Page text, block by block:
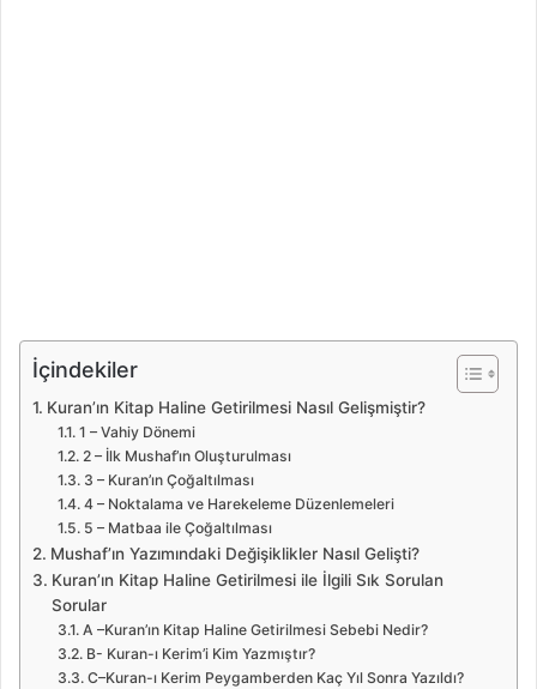
İçindekiler
Kuran’ın Kitap Haline Getirilmesi Nasıl Gelişmiştir?
1 – Vahiy Dönemi
2 – İlk Mushaf’ın Oluşturulması
3 – Kuran’ın Çoğaltılması
4 – Noktalama ve Harekeleme Düzenlemeleri
5 – Matbaa ile Çoğaltılması
Mushaf’ın Yazımındaki Değişiklikler Nasıl Gelişti?
Kuran’ın Kitap Haline Getirilmesi ile İlgili Sık Sorulan
Sorular
A –Kuran’ın Kitap Haline Getirilmesi Sebebi Nedir?
B- Kuran-ı Kerim’i Kim Yazmıştır?
C–Kuran-ı Kerim Peygamberden Kaç Yıl Sonra Yazıldı?